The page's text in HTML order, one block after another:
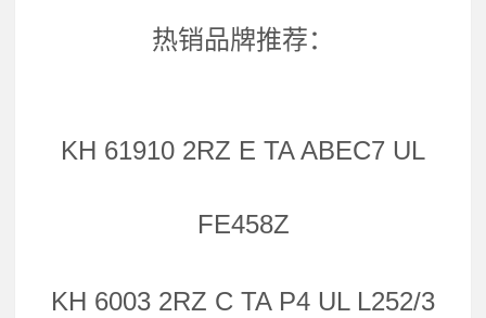
热销品牌推荐：
KH 61910 2RZ E TA ABEC7 UL
FE458Z
KH 6003 2RZ C TA P4 UL L252/3